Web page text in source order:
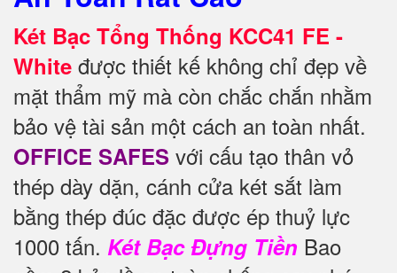
Két Bạc Tổng Thống KCC41 FE -
White được thiết kế không chỉ đẹp về
mặt thẩm mỹ mà còn chắc chắn nhằm
bảo vệ tài sản một cách an toàn nhất.
OFFICE SAFES với cấu tạo thân vỏ
thép dày dặn, cánh cửa két sắt làm
bằng thép đúc đặc được ép thuỷ lực
1000 tấn. Két Bạc Đựng Tiền Bao